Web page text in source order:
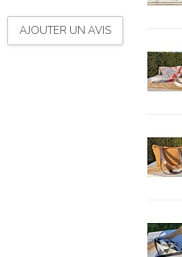
AJOUTER UN AVIS